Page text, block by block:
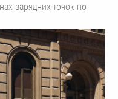
зарядних точок по